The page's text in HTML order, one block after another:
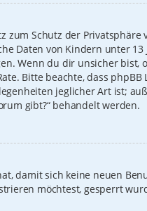
zum Schutz der
Daten von Kindern unter
Wenn du dir unsicher bist,
Bitte beachte, dass phpBB
jeglicher Art ist;
gibt?“ behandelt werden.
damit sich keine neuen
möchtest, gesperrt